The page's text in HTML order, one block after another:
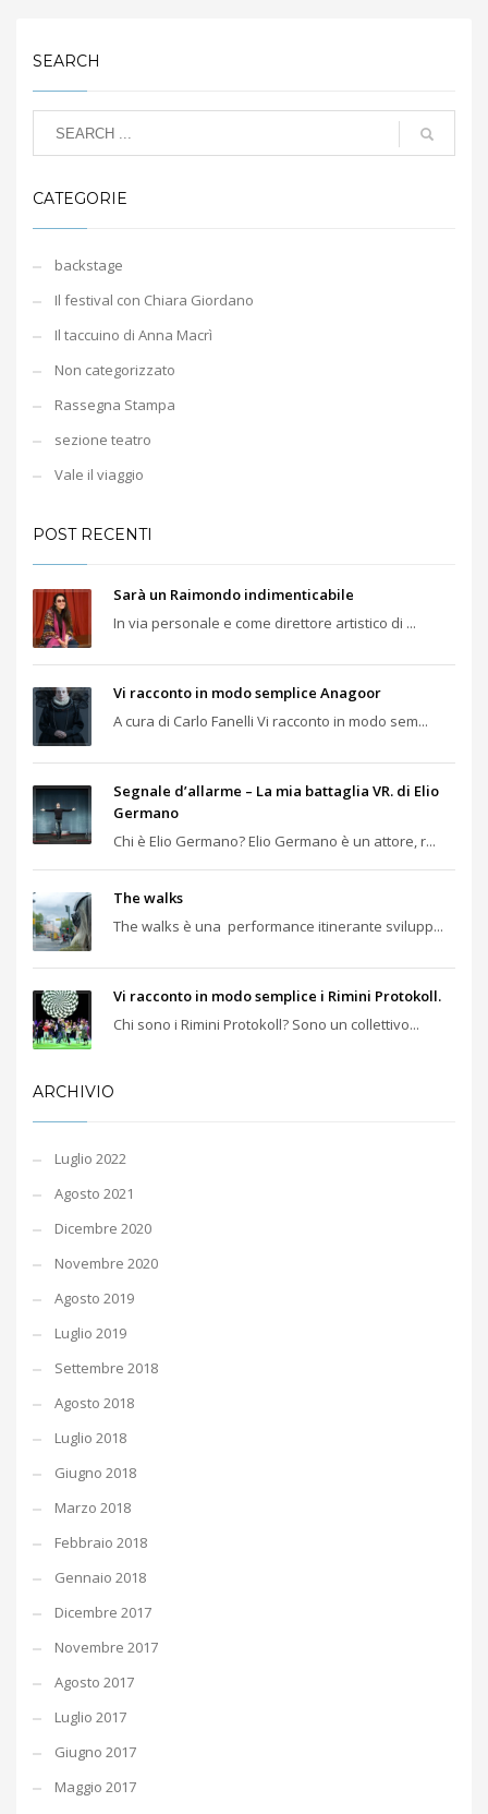
SEARCH
CATEGORIE
backstage
Il festival con Chiara Giordano
Il taccuino di Anna Macrì
Non categorizzato
Rassegna Stampa
sezione teatro
Vale il viaggio
POST RECENTI
Sarà un Raimondo indimenticabile
In via personale e come direttore artistico di ...
Vi racconto in modo semplice Anagoor
A cura di Carlo Fanelli Vi racconto in modo sem...
Segnale d’allarme – La mia battaglia VR. di Elio
Germano
Chi è Elio Germano? Elio Germano è un attore, r...
The walks
The walks è una performance itinerante svilupp...
Vi racconto in modo semplice i Rimini Protokoll.
Chi sono i Rimini Protokoll? Sono un collettivo...
ARCHIVIO
Luglio 2022
Agosto 2021
Dicembre 2020
Novembre 2020
Agosto 2019
Luglio 2019
Settembre 2018
Agosto 2018
Luglio 2018
Giugno 2018
Marzo 2018
Febbraio 2018
Gennaio 2018
Dicembre 2017
Novembre 2017
Agosto 2017
Luglio 2017
Giugno 2017
Maggio 2017